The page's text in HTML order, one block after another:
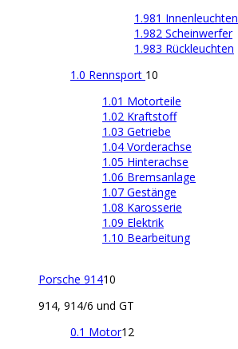
1.981 Innenleuchten
1.982 Scheinwerfer
1.983 Rückleuchten
1.0 Rennsport 10
1.01 Motorteile
1.02 Kraftstoff
1.03 Getriebe
1.04 Vorderachse
1.05 Hinterachse
1.06 Bremsanlage
1.07 Gestänge
1.08 Karosserie
1.09 Elektrik
1.10 Bearbeitung
Porsche 91410
914, 914/6 und GT
0.1 Motor12